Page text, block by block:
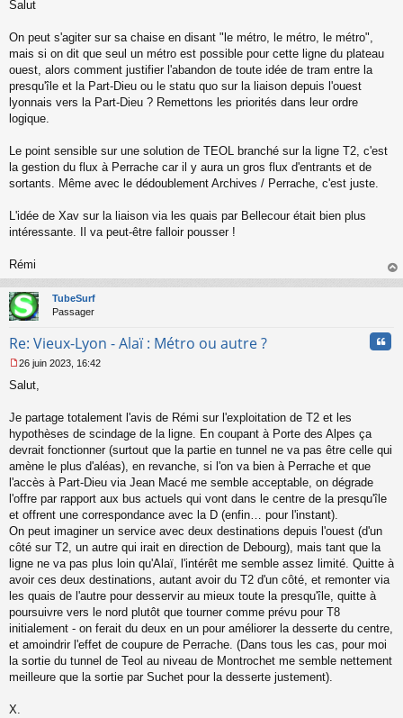
e
s
g
e
n
o
n
l
Salut
On peut s'agiter sur sa chaise en disant "le métro, le métro, le métro",
mais si on dit que seul un métro est possible pour cette ligne du plateau
ouest, alors comment justifier l'abandon de toute idée de tram entre la
presqu'île et la Part-Dieu ou le statu quo sur la liaison depuis l'ouest
lyonnais vers la Part-Dieu ? Remettons les priorités dans leur ordre
logique.
Le point sensible sur une solution de TEOL branché sur la ligne T2, c'est
la gestion du flux à Perrache car il y aura un gros flux d'entrants et de
sortants. Même avec le dédoublement Archives / Perrache, c'est juste.
L'idée de Xav sur la liaison via les quais par Bellecour était bien plus
intéressante. Il va peut-être falloir pousser !
Rémi
au
TubeSurf
Passager
Re: Vieux-Lyon - Alaï : Métro ou autre ?
e
s
g
e
n
o
n
u
26 juin 2023, 16:42
Salut,
Je partage totalement l'avis de Rémi sur l'exploitation de T2 et les
hypothèses de scindage de la ligne. En coupant à Porte des Alpes ça
devrait fonctionner (surtout que la partie en tunnel ne va pas être celle qui
amène le plus d'aléas), en revanche, si l'on va bien à Perrache et que
l'accès à Part-Dieu via Jean Macé me semble acceptable, on dégrade
l'offre par rapport aux bus actuels qui vont dans le centre de la presqu'île
et offrent une correspondance avec la D (enfin… pour l'instant).
On peut imaginer un service avec deux destinations depuis l'ouest (d'un
côté sur T2, un autre qui irait en direction de Debourg), mais tant que la
ligne ne va pas plus loin qu'Alaï, l'intérêt me semble assez limité. Quitte à
avoir ces deux destinations, autant avoir du T2 d'un côté, et remonter via
les quais de l'autre pour desservir au mieux toute la presqu'île, quitte à
poursuivre vers le nord plutôt que tourner comme prévu pour T8
initialement - on ferait du deux en un pour améliorer la desserte du centre,
et amoindrir l'effet de coupure de Perrache. (Dans tous les cas, pour moi
la sortie du tunnel de Teol au niveau de Montrochet me semble nettement
meilleure que la sortie par Suchet pour la desserte justement).
X.